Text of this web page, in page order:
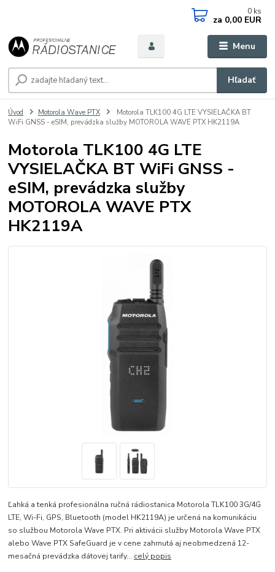
Menu
Hľadať
0 ks
za 0,00 EUR
Úvod Motorola Wave PTX
Motorola TLK100 4G LTE VYSIELAČKA BT
WiFi GNSS - eSIM, prevádzka služby MOTOROLA WAVE PTX HK2119A
Motorola TLK100 4G LTE
VYSIELAČKA BT WiFi GNSS -
eSIM, prevádzka služby
MOTOROLA WAVE PTX
HK2119A
Ľahká a tenká profesionálna ručná rádiostanica Motorola TLK100 3G/4G
LTE, Wi-Fi, GPS, Bluetooth (model HK2119A) je určená na komunikáciu
so službou Motorola Wave PTX. Pri aktivácii služby Motorola Wave PTX
alebo Wave PTX SafeGuard je v cene zahrnutá aj neobmedzená 12-
mesačná prevádzka dátovej tarify... celý popis